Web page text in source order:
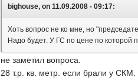
bighouse, on 11.09.2008 - 09:17:
Хоть вопрос не ко мне, но
Надо будет. У ГС по цене по которой
не заметил вопроса.
28 т.р. кв. метр. если брали у